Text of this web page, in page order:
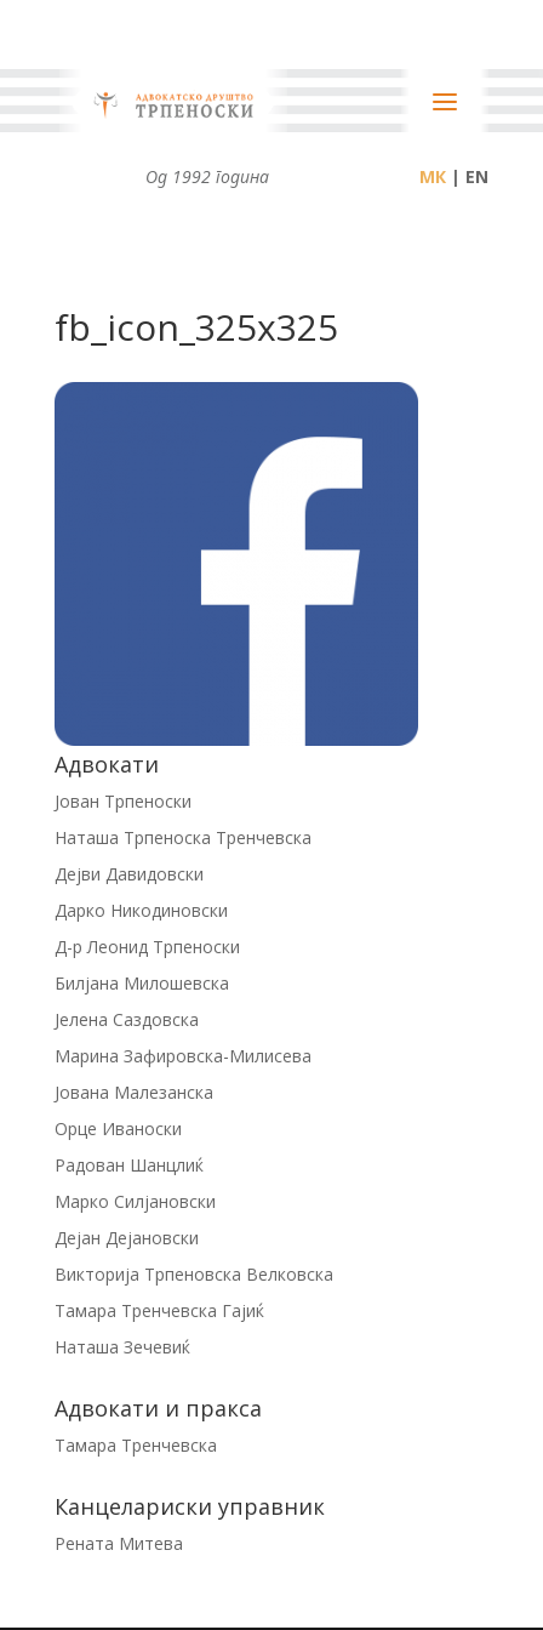
Од 1992 година | EN
fb_icon_325x325
Адвокати
Јован Трпеноски
Наташа Трпеноска Тренчевска
Дејви Давидовски
Дарко Никодиновски
Д-р Леонид Трпеноски
Билјана Милошевска
Јелена Саздовска
Марина Зафировска-Милисева
Јована Малезанска
Орце Иваноски
Радован Шанцлиќ
Марко Силјановски
Дејан Дејановски
Викторија Трпеновска Велковска
Тамара Тренчевска Гајиќ
Наташа Зечевиќ
Адвокати и пракса
Тамара Тренчевска
Канцелариски управник
Рената Митева